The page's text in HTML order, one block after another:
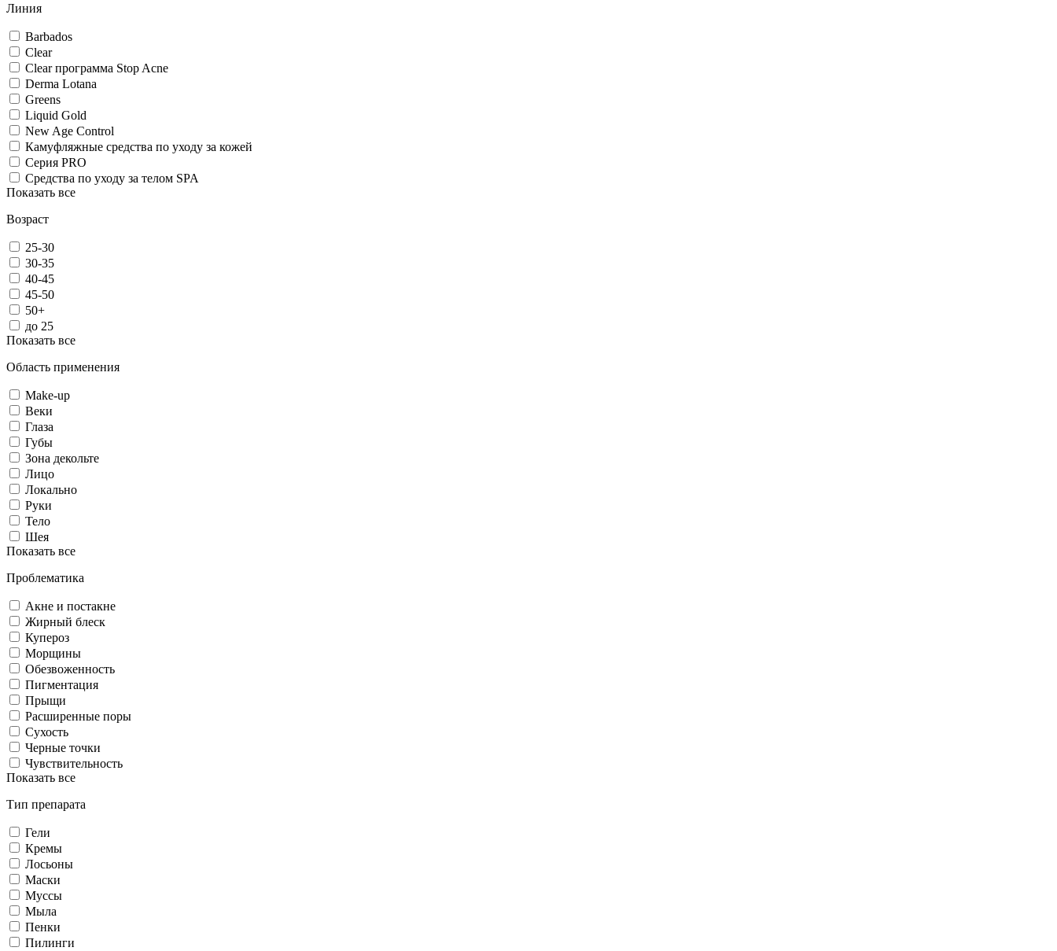
Линия
Barbados
Clear
Clear программа Stop Acne
Derma Lotana
Greens
Liquid Gold
New Age Control
Кaмуфляжные средства по уходу за кожей
Серия PRO
Средства по уходу за телом SPA
Показать все
Возраст
25-30
30-35
40-45
45-50
50+
до 25
Показать все
Область применения
Make-up
Веки
Глаза
Губы
Зона декольте
Лицо
Локально
Руки
Тело
Шея
Показать все
Проблематика
Акне и постакне
Жирный блеск
Купероз
Морщины
Обезвоженность
Пигментация
Прыщи
Расширенные поры
Сухость
Черные точки
Чувствительность
Показать все
Тип препарата
Гели
Кремы
Лосьоны
Маски
Муссы
Мыла
Пенки
Пилинги